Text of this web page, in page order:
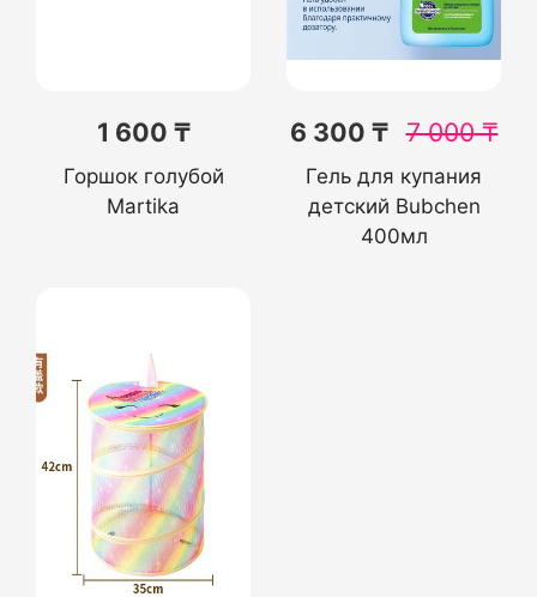
1 600 ₸
Горшок голубой
Martika
6 300 ₸ 7 000₸
Гель для купания
детский Bubchen
400мл